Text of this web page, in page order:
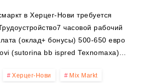
в Херцег-Нови требуется
часовой рабочий
(оклад+ бонусы) 500-650 евро
(sutorina bb ispred Texnomaxa)…
Херцег-Нови Mix Markt